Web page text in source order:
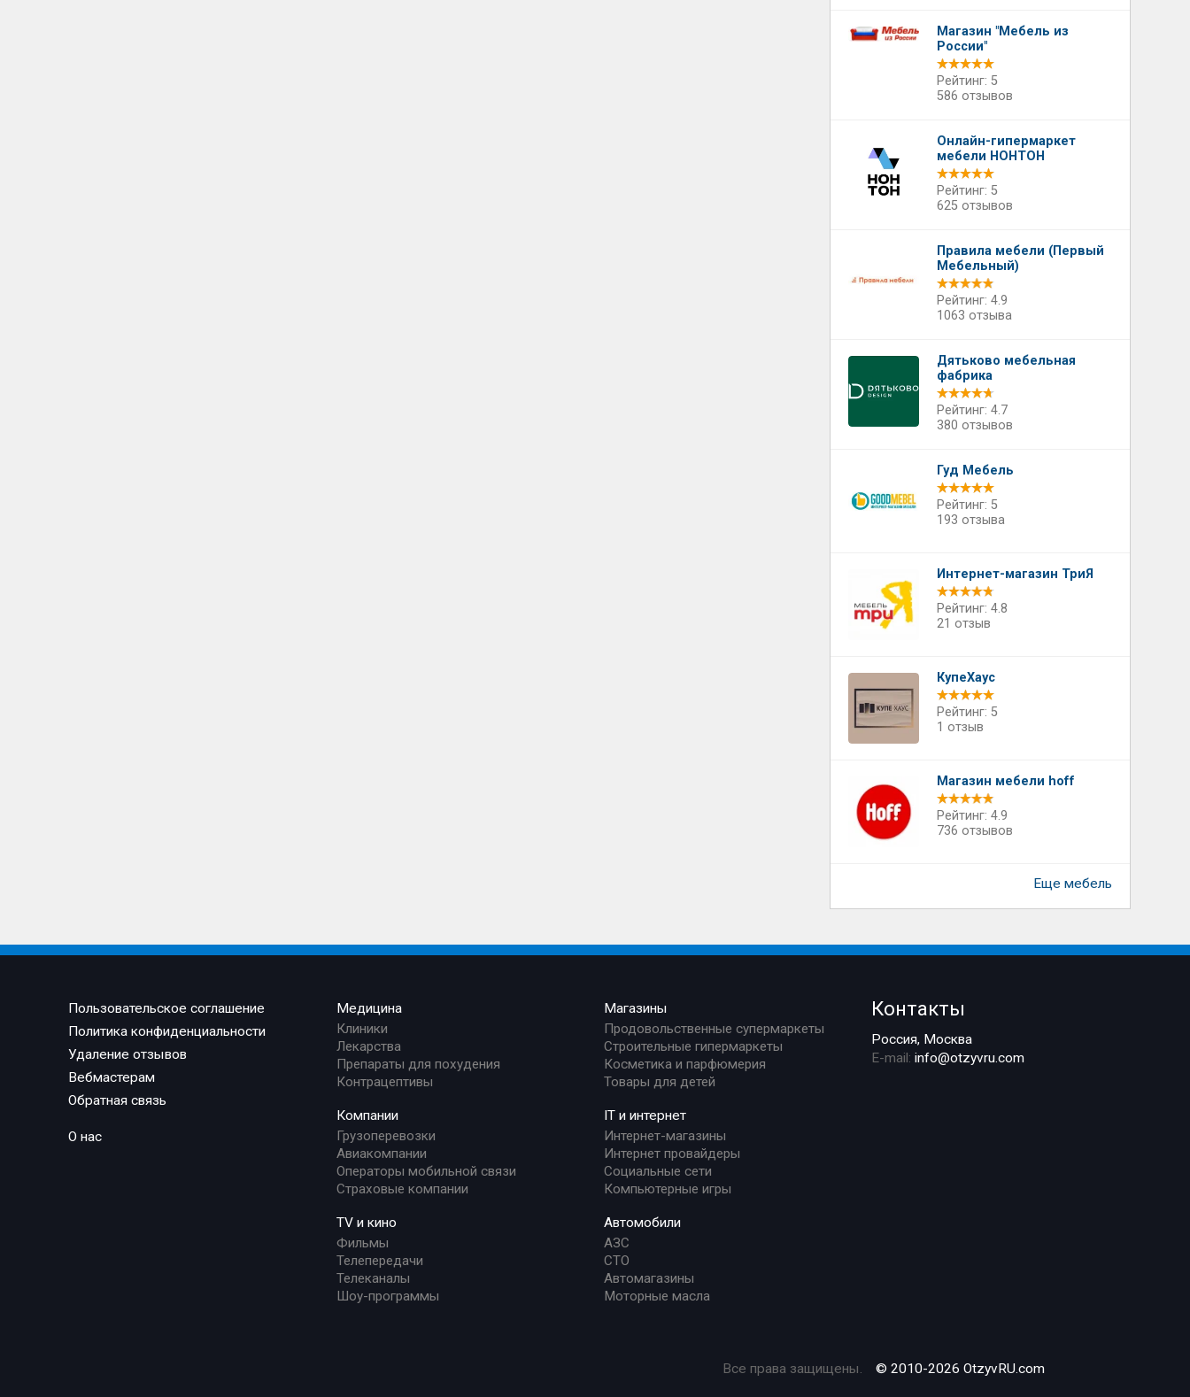
Магазин "Мебель из
России"
Рейтинг: 5
586 отзывов
Онлайн-гипермаркет
мебели НОНТОН
Рейтинг: 5
625 отзывов
Правила мебели (Первый
Мебельный)
Рейтинг: 4.9
1063 отзыва
Дятьково мебельная
фабрика
Рейтинг: 4.7
380 отзывов
Гуд Мебель
Рейтинг: 5
193 отзыва
Интернет-магазин ТриЯ
Рейтинг: 4.8
21 отзыв
КупеХаус
Рейтинг: 5
1 отзыв
Магазин мебели hoff
Рейтинг: 4.9
736 отзывов
Еще мебель
Пользовательское соглашение
Политика конфиденциальности
Удаление отзывов
Вебмастерам
Обратная связь
О нас
Медицина
Клиники
Лекарства
Препараты для похудения
Контрацептивы
Компании
Грузоперевозки
Авиакомпании
Операторы мобильной связи
Страховые компании
TV и кино
Фильмы
Телепередачи
Телеканалы
Шоу-программы
Магазины
Продовольственные супермаркеты
Строительные гипермаркеты
Косметика и парфюмерия
Товары для детей
IT и интернет
Интернет-магазины
Интернет провайдеры
Социальные сети
Компьютерные игры
Автомобили
АЗС
СТО
Автомагазины
Моторные масла
Контакты
Россия, Москва
E-mail:info@otzyvru.com
Все права защищены. © 2010-2026 OtzyvRU.com